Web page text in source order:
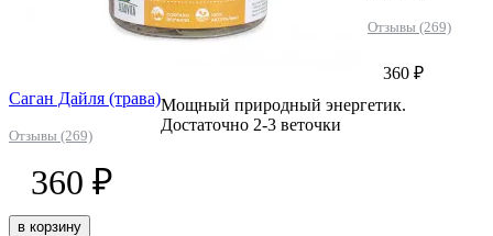
Саган Дайля (трава)
Отзывы (269)
Отзывы (269)
360 ₽
Мощный природный энергетик.
Достаточно 2-3 веточки
360 ₽
в корзину